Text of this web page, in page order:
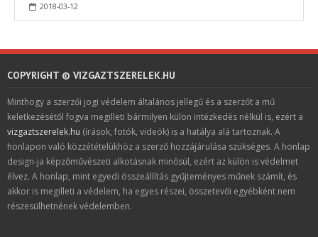
2018-03-12
COPYRIGHT © VIZGAZTSZERELEK.HU
Minthogy a szerzői jogi védelem általános jellegű és a szerzőt a mű
keletkezésétől fogva megilleti bármilyen külön intézkedés nélkül is, ezért a
vizgaztszerelek.hu (írások, fotók, videók) is a hatálya alá tartoznak. A
honlapon való közzétételükhöz a szerző hozzájárulása szükséges. A honlap
design-ja képzőművészeti alkotásnak minősül, ezért az külön is védelmet
élvez. A honlap, mint egyedi összeállítás gyűjteményes műnek számít, és
akkor is megilleti a védelem, ha egyes részei, összetevői egyébként nem
részesülhetnének védelemben.